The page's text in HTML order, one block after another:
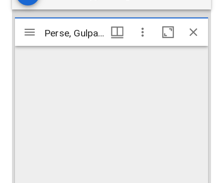
Mirador
viewer
Perse, Gulpaigan
Perse, Gulpaigan